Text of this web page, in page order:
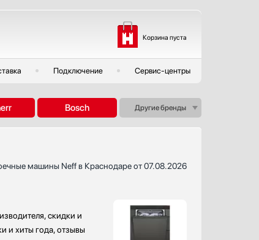
Корзина пуста
Подключение Сервис-центры
Bosch Другие бренды
машины Neff в Краснодаре от 07.08.2026
скидки и
и хиты года, отзывы